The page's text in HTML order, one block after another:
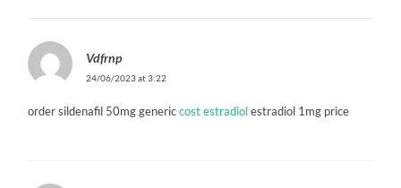
Vdfrnp
24/06/2023 at 3:22
order sildenafil 50mg genericcost estradiolestradiol 1mg price